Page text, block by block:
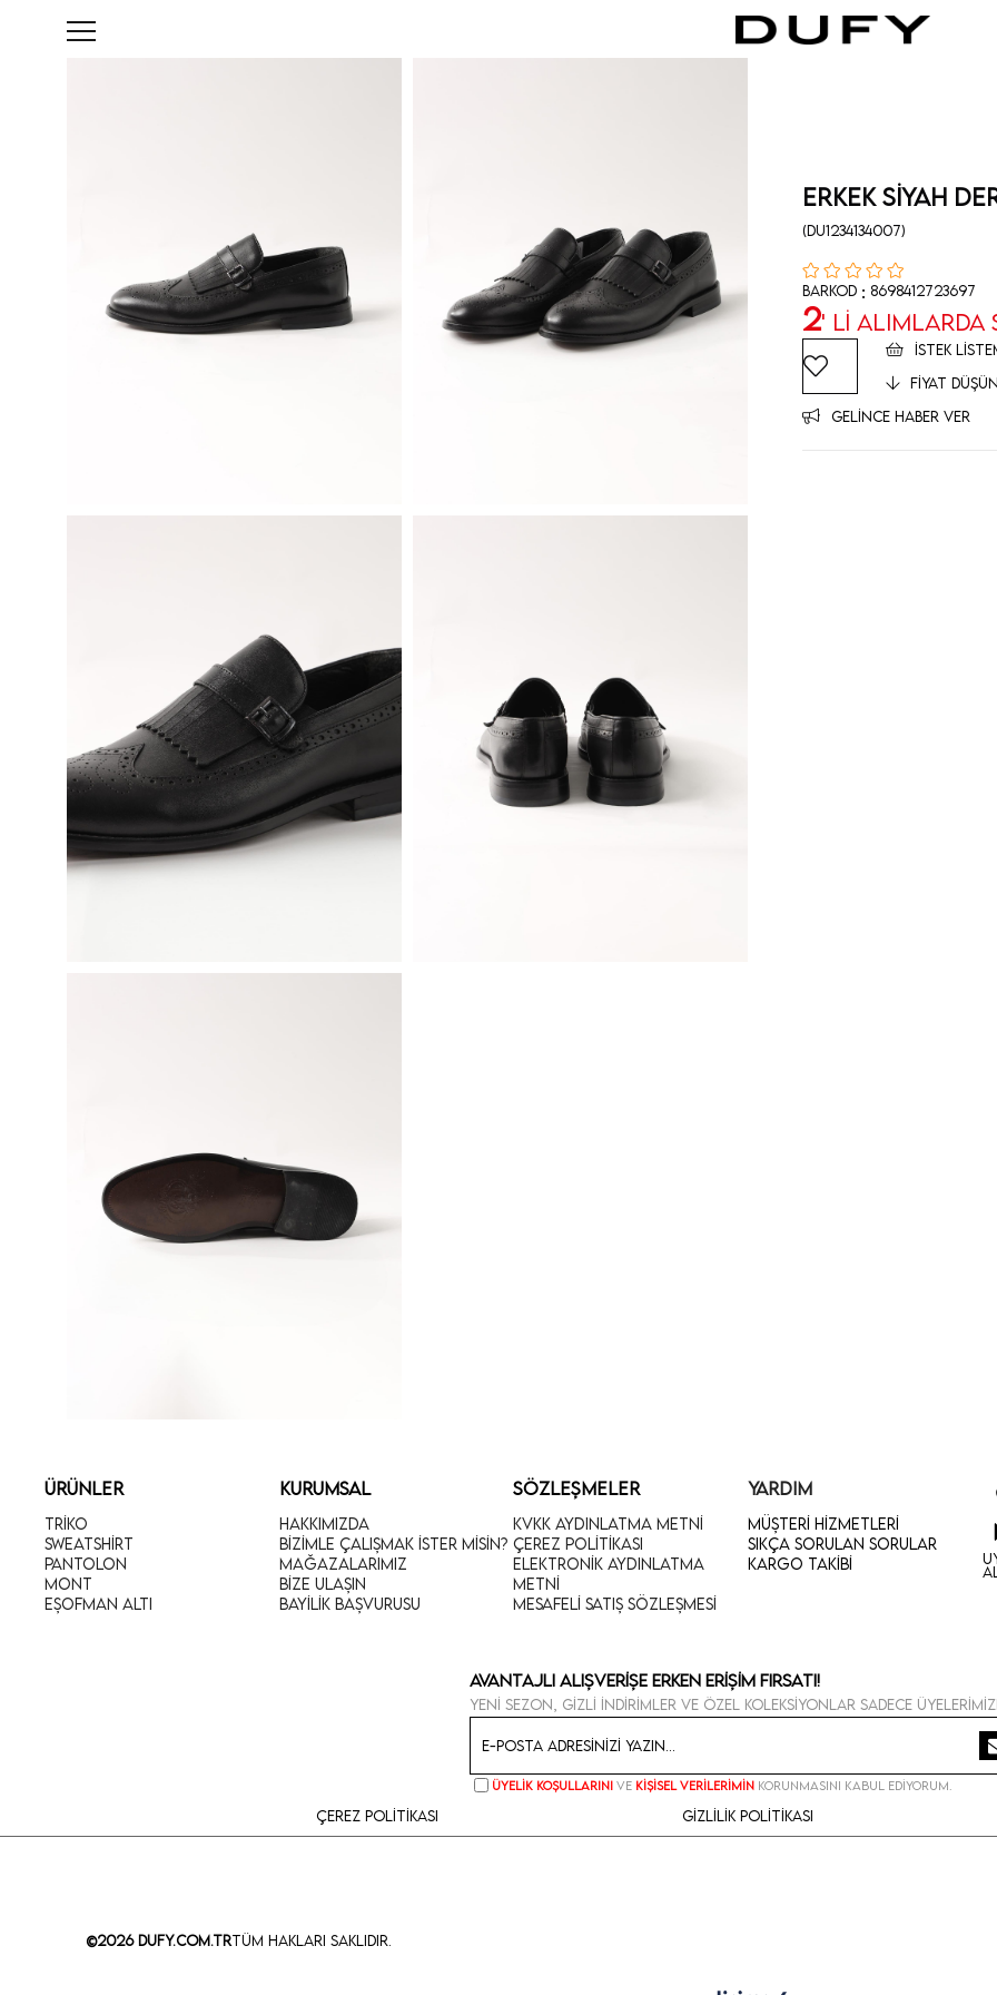
Erkek Siyah
(DU1234134007)
Barkod : 8698412723697
2' Lİ ALIMLARDA
İSTEK
FIYAT
GELINCE HABER VER
ÜRÜNLER
Triko
Sweatshirt
Pantolon
Mont
Eşofman Altı
KURUMSAL
Hakkımızda
Bizimle Çalışmak İster Misin?
Mağazalarımız
Bize Ulaşın
Bayilik Başvurusu
SÖZLEŞMELER
KVKK Aydınlatma Metni
Çerez Politikası
Elektronik Aydınlatma
Metni
Mesafeli Satış Sözleşmesi
YARDIM
Müşteri Hizmetleri
Sıkça Sorulan Sorular
Kargo Takibi
Avantajlı Alışverişe Erken Erişim Fırsatı!
Yeni sezon, gizli indirimler ve özel koleksiyonlar sadece
Üyelik koşullarını ve kişisel verilerimin korunmasını kabul ediyorum.
Çerez Politikası Gizlilik Politikası
©2026 Dufy.com.trTüm Hakları Saklıdır.